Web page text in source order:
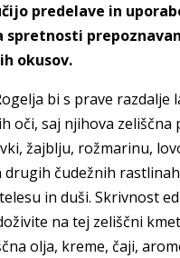
predelave in
spretnosti
okusov.
bi s prave razdalje
oči, saj njihova zeliščna
žajblju, rožmarinu,
čudežnih
in duši. Skrivnost
na tej zeliščni
olja, kreme, čaji,